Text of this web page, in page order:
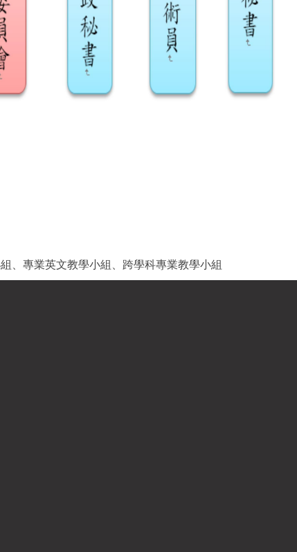
、專業英文教學小組、跨學科專業教學小組